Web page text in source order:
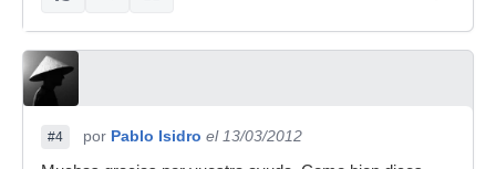
#4 por Pablo Isidro el 13/03/2012